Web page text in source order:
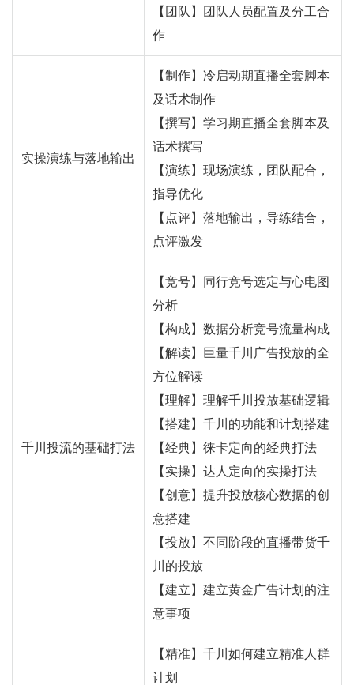
【团队】团队人员配置及分工合
作
实操演练与落地输出
【制作】冷启动期直播全套脚本
及话术制作
【撰写】学习期直播全套脚本及
话术撰写
【演练】现场演练，团队配合，
指导优化
【点评】落地输出，导练结合，
点评激发
千川投流的基础打法
【竞号】同行竞号选定与心电图
分析
【构成】数据分析竞号流量构成
【解读】巨量千川广告投放的全
方位解读
【理解】理解千川投放基础逻辑
【搭建】千川的功能和计划搭建
【经典】徕卡定向的经典打法
【实操】达人定向的实操打法
【创意】提升投放核心数据的创
意搭建
【投放】不同阶段的直播带货千
川的投放
【建立】建立黄金广告计划的注
意事项
【精准】千川如何建立精准人群
计划